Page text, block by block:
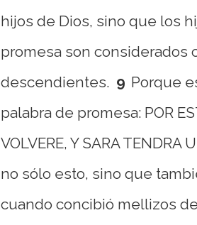
hijos de Dios, sino que los
promesa son considerados
descendientes. 9 Porque
palabra de promesa: POR
VOLVERE, Y SARA TENDRA
no sólo esto, sino que
cuando concibió mellizos